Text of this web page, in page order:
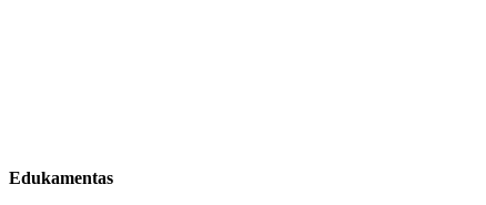
Edukamentas